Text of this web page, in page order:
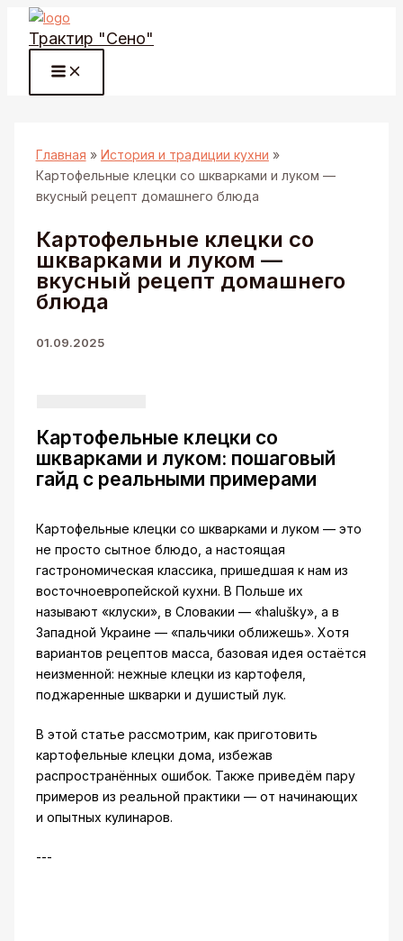
Перейти
Трактир "Сено"
Главная
История и традиции кухни
Картофельные клецки со шкварками и луком —
вкусный рецепт домашнего блюда
Картофельные клецки со
шкварками и луком —
вкусный рецепт домашнего
блюда
01.09.2025
Картофельные клецки со
шкварками и луком: пошаговый
гайд с реальными примерами
Картофельные клецки со шкварками и луком — это
не просто сытное блюдо, а настоящая
гастрономическая классика, пришедшая к нам из
восточноевропейской кухни. В Польше их
называют «клуски», в Словакии — «halušky», а в
Западной Украине — «пальчики оближешь». Хотя
вариантов рецептов масса, базовая идея остаётся
неизменной: нежные клецки из картофеля,
поджаренные шкварки и душистый лук.
В этой статье рассмотрим, как приготовить
картофельные клецки дома, избежав
распространённых ошибок. Также приведём пару
примеров из реальной практики — от начинающих
и опытных кулинаров.
---